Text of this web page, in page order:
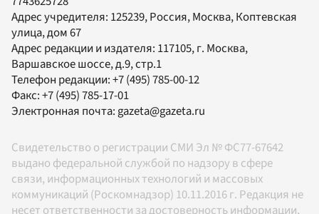
Адрес учредителя: 125239, Россия, Москва, Коптевская
улица, дом 67
Адрес редакции и издателя: 117105, г. Москва,
Варшавское шоссе, д.9, стр.1
Телефон редакции:+7 (495) 785-00-12
Факс:+7 (495) 785-17-01
Электронная почта: gazeta@gazeta.ru
Свидетельство о регистрации СМИ Эл № ФС77-67642
выдано федеральной службой по надзору в сфере
связи, информационных технологий и массовых
коммуникаций (Роскомнадзор) 10.11.2016 г. Редакция не
несет ответственности за достоверность информации,